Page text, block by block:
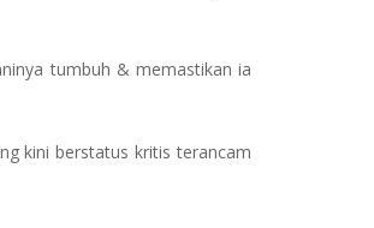
tumbuh & memastikan ia
kini berstatus kritis terancam